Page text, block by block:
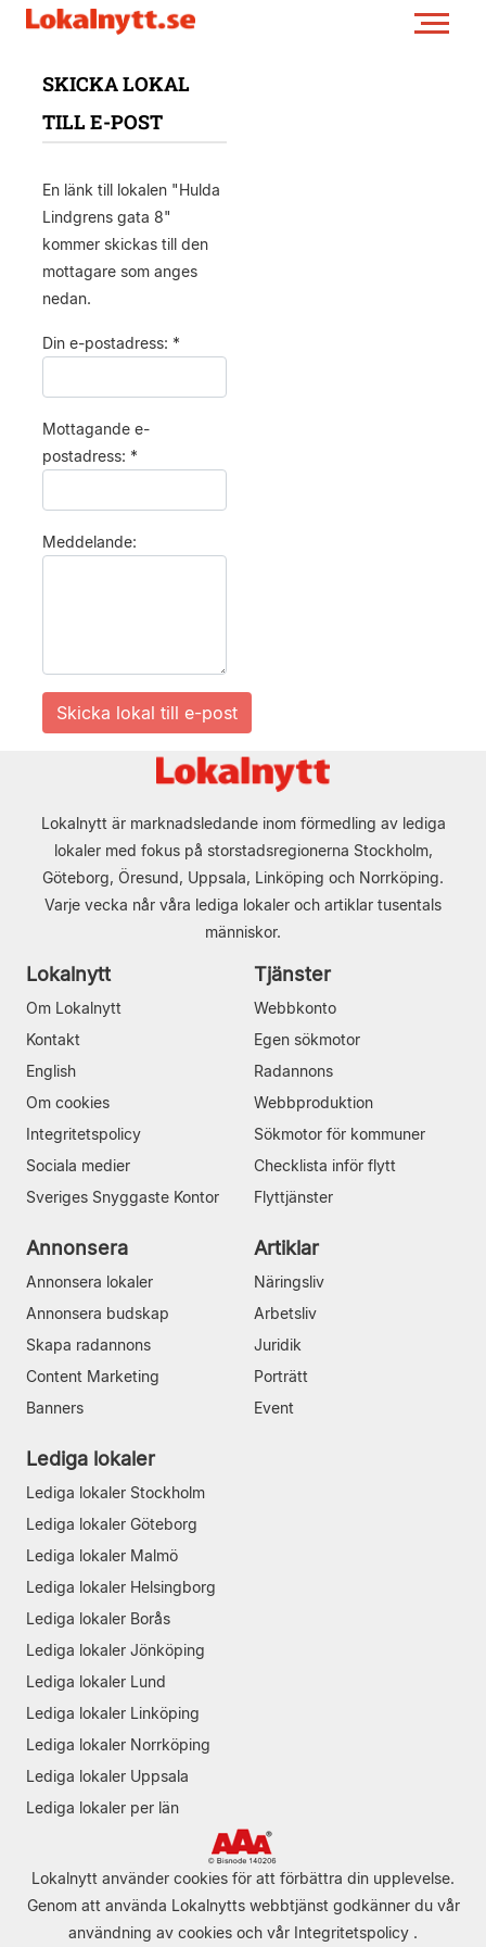
SKICKA LOKAL
TILL E-POST
En länk till lokalen "Hulda
Lindgrens gata 8"
kommer skickas till den
mottagare som anges
nedan.
Din e-postadress: *
Mottagande e-
postadress: *
Meddelande:
Lokalnytt är marknadsledande inom förmedling av lediga
lokaler med fokus på storstadsregionerna Stockholm,
Göteborg, Öresund, Uppsala, Linköping och Norrköping.
Varje vecka når våra lediga lokaler och artiklar tusentals
människor.
Lokalnytt
Om Lokalnytt
Kontakt
English
Om cookies
Integritetspolicy
Sociala medier
Sveriges Snyggaste Kontor
Tjänster
Webbkonto
Egen sökmotor
Radannons
Webbproduktion
Sökmotor för kommuner
Checklista inför flytt
Flyttjänster
Annonsera
Annonsera lokaler
Annonsera budskap
Skapa radannons
Content Marketing
Banners
Artiklar
Näringsliv
Arbetsliv
Juridik
Porträtt
Event
Lediga lokaler
Lediga lokaler Stockholm
Lediga lokaler Göteborg
Lediga lokaler Malmö
Lediga lokaler Helsingborg
Lediga lokaler Borås
Lediga lokaler Jönköping
Lediga lokaler Lund
Lediga lokaler Linköping
Lediga lokaler Norrköping
Lediga lokaler Uppsala
Lediga lokaler per län
Lokalnytt använder cookies för att förbättra din upplevelse.
Genom att använda Lokalnytts webbtjänst godkänner du vår
användning av cookies och vår Integritetspolicy .